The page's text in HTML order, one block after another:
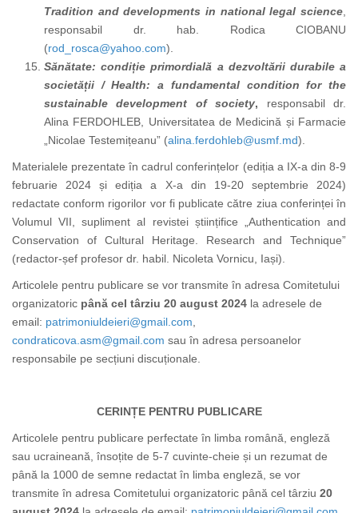
Tradition and developments in national legal science
responsabil dr. hab. Rodica CIOBANU
(rod_rosca@yahoo.com).
Sănătate: condiție primordială a dezvoltării durabile a
societății /Health: a fundamental condition for the
sustainable development of society, responsabil dr.
Alina FERDOHLEB, Universitatea de Medicină și Farmacie
„Nicolae Testemițeanu” (alina.ferdohleb@usmf.md).
Materialele prezentate în cadrul conferințelor (ediția a IX-a din 8-9
februarie 2024 și ediția a X-a din 19-20 septembrie 2024)
redactate conform rigorilor vor fi publicate către ziua conferinței în
Volumul VII, supliment al revistei științifice „Authentication and
Conservation of Cultural Heritage. Research and Technique”
(redactor-șef profesor dr. habil. Nicoleta Vornicu, Iași).
Articolele pentru publicare se vor transmite în adresa Comitetului
organizatoric până cel târziu 20 august 2024 la adresele de
email: patrimoniuldeieri@gmail.com
condraticova.asm@gmail.com sau în adresa persoanelor
responsabile pe secțiuni discuționale.
CERINȚE PENTRU PUBLICARE
Articolele pentru publicare perfectate în limba română, engleză
sau ucraineană, însoțite de 5-7 cuvinte-cheie și un rezumat de
până la 1000 de semne redactat în limba engleză, se vor
transmite în adresa Comitetului organizatoric până cel târziu 20